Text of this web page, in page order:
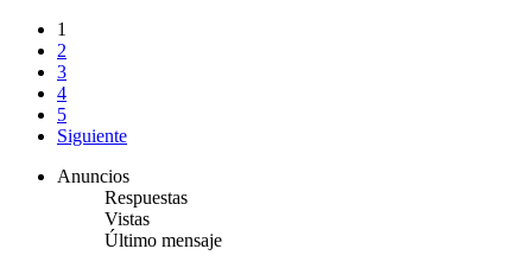
1
2
3
4
5
Siguiente
Anuncios
Respuestas
Vistas
Último mensaje